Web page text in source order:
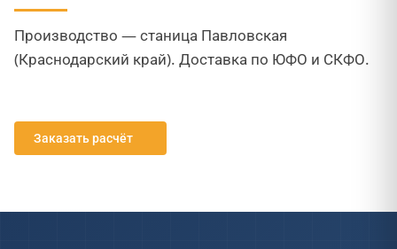
Производство — станица Павловская
(Краснодарский край). Доставка по ЮФО и СКФО.
Заказать расчёт